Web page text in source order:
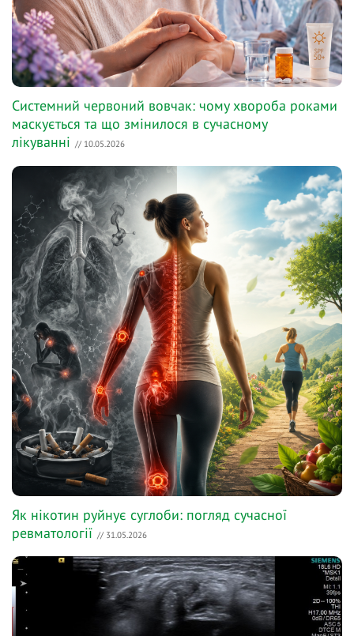
Системний червоний вовчак: чому хвороба роками
маскується та що змінилося в сучасному
лікуванні // 10.05.2026
Як нікотин руйнує суглоби: погляд сучасної
ревматології // 31.05.2026